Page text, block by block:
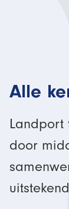
Alle
door